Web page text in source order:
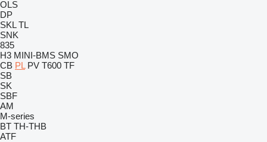
OLS
DP
SKL TL
SNK
835
H3 MINI-BMS SMO
CB PL PV T600 TF
SB
SK
SBF
AM
M-series
BT TH-THB
ATF